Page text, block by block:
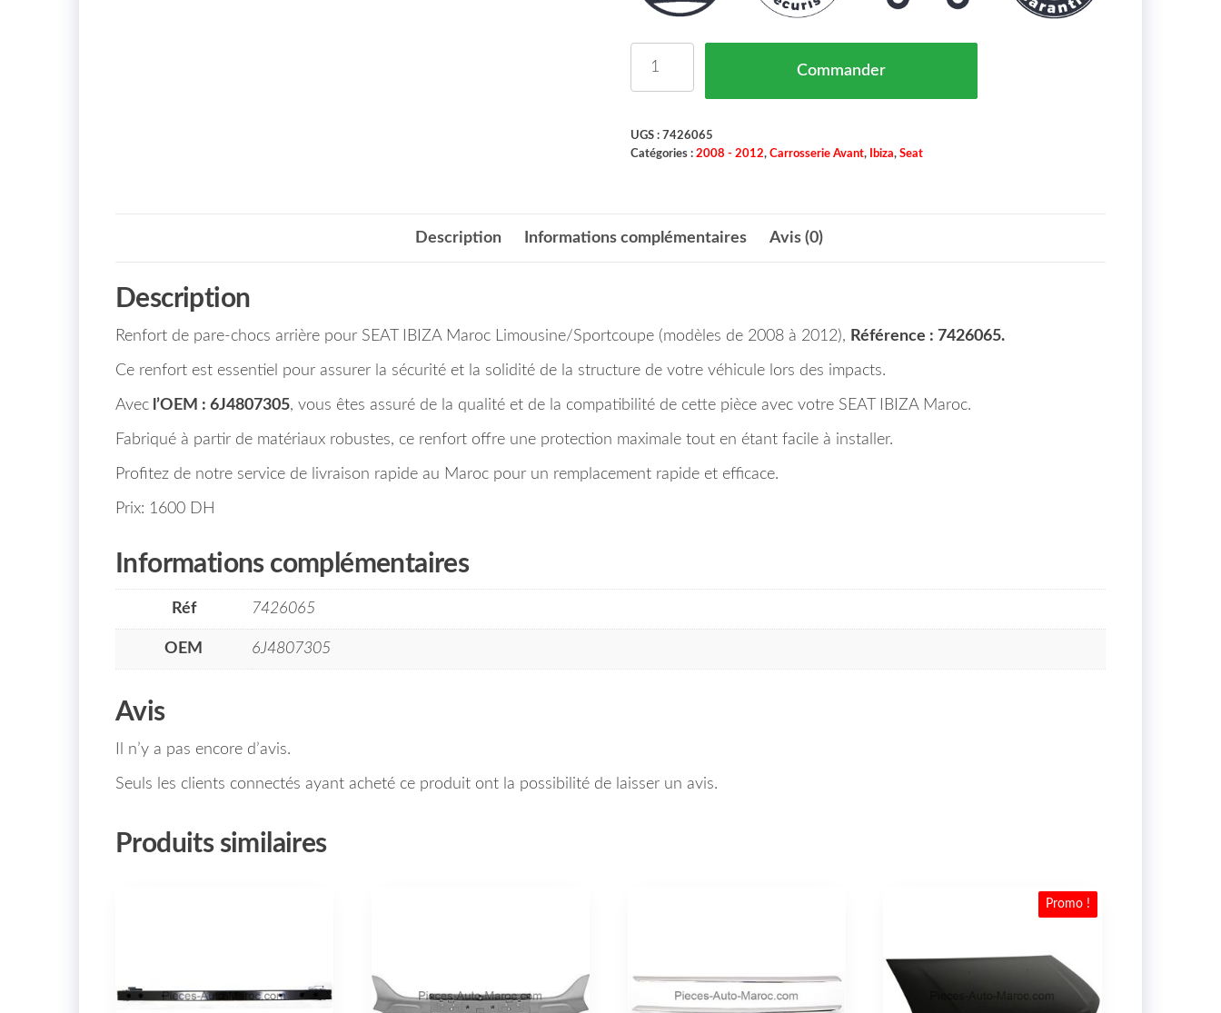
Commander
UGS : 7426065
Catégories : 2008 - 2012, Carrosserie Avant, Ibiza, Seat
Description Informations complémentaires Avis (0)
Description
Renfort de pare-chocs arrière pour SEAT IBIZA Maroc Limousine/Sportcoupe (modèles de 2008 à 2012), Référence : 7426065.
Ce renfort est essentiel pour assurer la sécurité et la solidité de la structure de votre véhicule lors des impacts.
Avec l’OEM : 6J4807305, vous êtes assuré de la qualité et de la compatibilité de cette pièce avec votre SEAT IBIZA Maroc.
Fabriqué à partir de matériaux robustes, ce renfort offre une protection maximale tout en étant facile à installer.
Profitez de notre service de livraison rapide au Maroc pour un remplacement rapide et efficace.
Prix: 1600 DH
Informations complémentaires
Réf 7426065
OEM 6J4807305
Avis
Il n’y a pas encore d’avis.
Seuls les clients connectés ayant acheté ce produit ont la possibilité de laisser un avis.
Produits similaires
Promo !